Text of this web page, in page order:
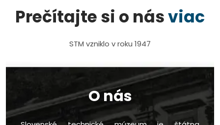
Prečítajte si o násviac
STM vzniklo v roku 1947
O nás